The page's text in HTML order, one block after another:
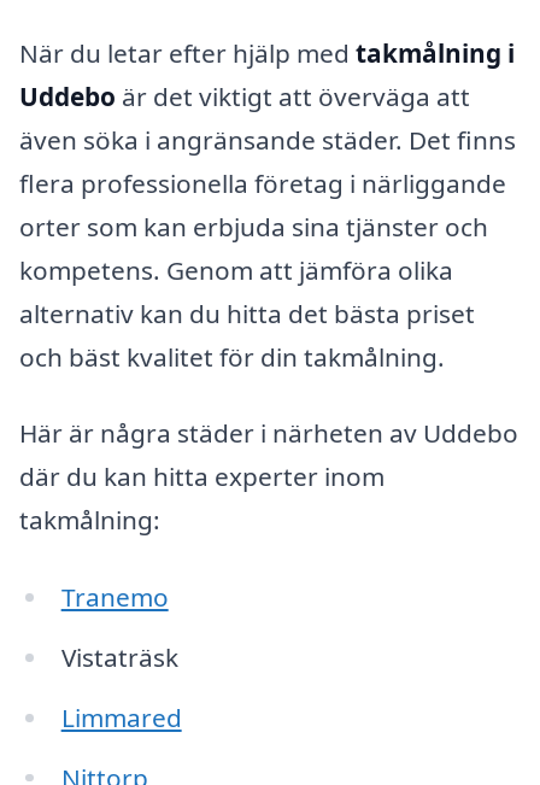
När du letar efter hjälp med takmålning i
Uddebo är det viktigt att överväga att
även söka i angränsande städer. Det finns
flera professionella företag i närliggande
orter som kan erbjuda sina tjänster och
kompetens. Genom att jämföra olika
alternativ kan du hitta det bästa priset
och bäst kvalitet för din takmålning.
Här är några städer i närheten av Uddebo
där du kan hitta experter inom
takmålning:
Tranemo
Vistaträsk
Limmared
Nittorp